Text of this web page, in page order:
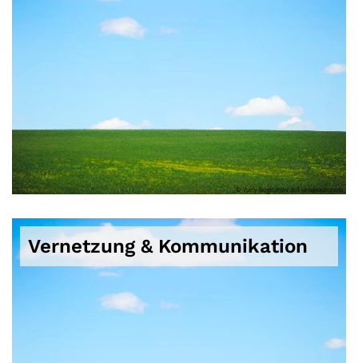
© Yuriy Bogdanov auf unsplash.com
Vernetzung & Kommunikation